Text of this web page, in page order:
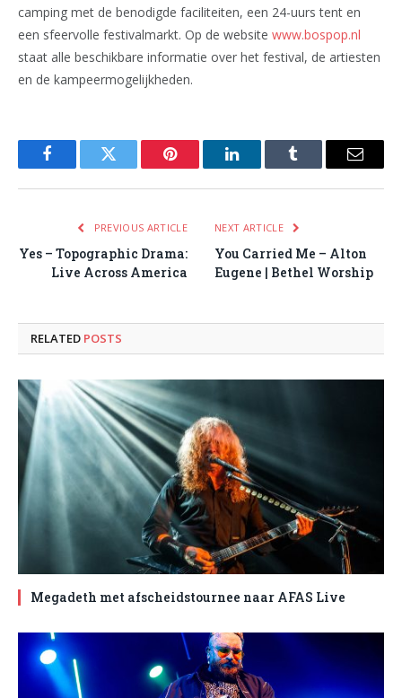
camping met de benodigde faciliteiten, een 24-uurs tent en
een sfeervolle festivalmarkt. Op de website www.bospop.nl
staat alle beschikbare informatie over het festival, de artiesten
en de kampeermogelijkheden.
FacebookTwitter Pinterest LinkedInTumblr Email
PREVIOUS ARTICLE
Yes – Topographic Drama:
Live Across America
NEXT ARTICLE
You Carried Me – Alton
Eugene | Bethel Worship
RELATED POSTS
Megadeth met afscheidstournee naar AFAS Live